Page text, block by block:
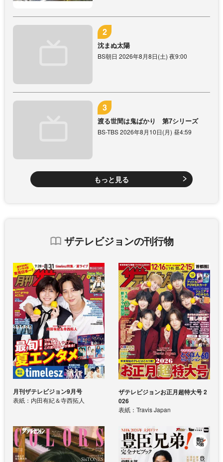
沈まぬ太陽
BS朝日 2026年8月8日(土) 夜9:00
渡る世間は鬼ばかり 第7シリーズ
BS-TBS 2026年8月10日(月) 昼4:59
もっと見る
ザテレビジョンの刊行物
月刊ザテレビジョン9月号
表紙：内田有紀＆寺西拓人
ザテレビジョンお正月超特大号 2
026
表紙：Travis Japan